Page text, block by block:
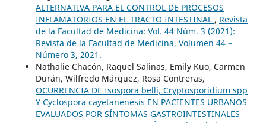
ALTERNATIVA PARA EL CONTROL DE PROCESOS
INFLAMATORIOS EN EL TRACTO INTESTINAL , Revista
de la Facultad de Medicina: Vol. 44 Núm. 3 (2021):
Revista de la Facultad de Medicina, Volumen 44 –
Número 3, 2021.
Nathalie Chacón, Raquel Salinas, Emily Kuo, Carmen
Durán, Wilfredo Márquez, Rosa Contreras,
OCURRENCIA DE Isospora belli, Cryptosporidium spp
Y Cyclospora cayetanenesis EN PACIENTES URBANOS
EVALUADOS POR SÍNTOMAS GASTROINTESTINALES